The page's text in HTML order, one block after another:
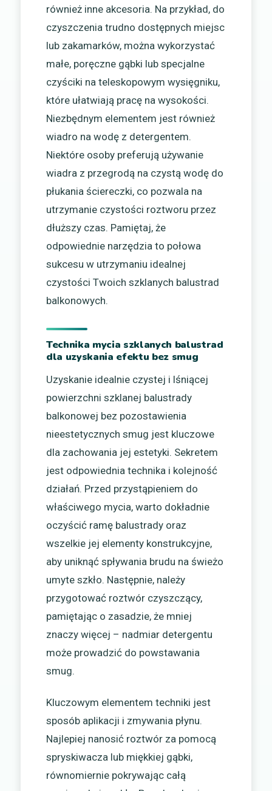
również inne akcesoria. Na przykład, do
czyszczenia trudno dostępnych miejsc
lub zakamarków, można wykorzystać
małe, poręczne gąbki lub specjalne
czyściki na teleskopowym wysięgniku,
które ułatwiają pracę na wysokości.
Niezbędnym elementem jest również
wiadro na wodę z detergentem.
Niektóre osoby preferują używanie
wiadra z przegrodą na czystą wodę do
płukania ściereczki, co pozwala na
utrzymanie czystości roztworu przez
dłuższy czas. Pamiętaj, że
odpowiednie narzędzia to połowa
sukcesu w utrzymaniu idealnej
czystości Twoich szklanych balustrad
balkonowych.
Technika mycia szklanych balustrad
dla uzyskania efektu bez smug
Uzyskanie idealnie czystej i lśniącej
powierzchni szklanej balustrady
balkonowej bez pozostawienia
nieestetycznych smug jest kluczowe
dla zachowania jej estetyki. Sekretem
jest odpowiednia technika i kolejność
działań. Przed przystąpieniem do
właściwego mycia, warto dokładnie
oczyścić ramę balustrady oraz
wszelkie jej elementy konstrukcyjne,
aby uniknąć spływania brudu na świeżo
umyte szkło. Następnie, należy
przygotować roztwór czyszczący,
pamiętając o zasadzie, że mniej
znaczy więcej – nadmiar detergentu
może prowadzić do powstawania
smug.
Kluczowym elementem techniki jest
sposób aplikacji i zmywania płynu.
Najlepiej nanosić roztwór za pomocą
spryskiwacza lub miękkiej gąbki,
równomiernie pokrywając całą